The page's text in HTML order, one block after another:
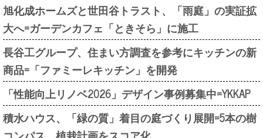
旭化成ホームズと世田谷トラスト、「雨庭」の実証拡
大へ=ガーデンカフェ「ときそら」に施工
長谷工グループ、住まい方調査を参考にキッチンの新
商品=「ファミーレキッチン」を開発
「性能向上リノベ2026」デザイン事例募集中=YKKAP
積水ハウス、「緑の質」着目の庭づくり展開=5本の樹